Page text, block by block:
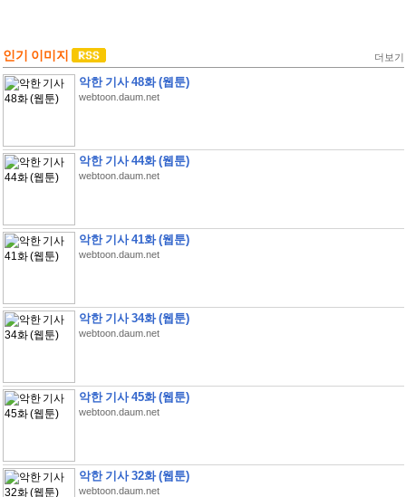
인기 이미지 더보기
악한 기사 48화 (웹툰)
webtoon.daum.net
악한 기사 44화 (웹툰)
webtoon.daum.net
악한 기사 41화 (웹툰)
webtoon.daum.net
악한 기사 34화 (웹툰)
webtoon.daum.net
악한 기사 45화 (웹툰)
webtoon.daum.net
악한 기사 32화 (웹툰)
webtoon.daum.net